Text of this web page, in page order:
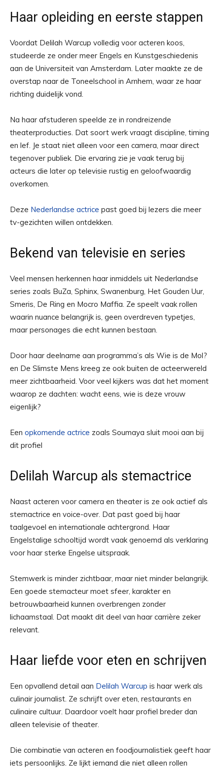
Haar opleiding en eerste stappen
Voordat Delilah Warcup volledig voor acteren koos,
studeerde ze onder meer Engels en Kunstgeschiedenis
aan de Universiteit van Amsterdam. Later maakte ze de
overstap naar de Toneelschool in Arnhem, waar ze haar
richting duidelijk vond.
Na haar afstuderen speelde ze in rondreizende
theaterproducties. Dat soort werk vraagt discipline, timing
en lef. Je staat niet alleen voor een camera, maar direct
tegenover publiek. Die ervaring zie je vaak terug bij
acteurs die later op televisie rustig en geloofwaardig
overkomen.
Deze Nederlandse actrice past goed bij lezers die meer
tv-gezichten willen ontdekken.
Bekend van televisie en series
Veel mensen herkennen haar inmiddels uit Nederlandse
series zoals BuZa, Sphinx, Swanenburg, Het Gouden Uur,
Smeris, De Ring en Mocro Maffia. Ze speelt vaak rollen
waarin nuance belangrijk is, geen overdreven typetjes,
maar personages die echt kunnen bestaan.
Door haar deelname aan programma’s als Wie is de Mol?
en De Slimste Mens kreeg ze ook buiten de acteerwereld
meer zichtbaarheid. Voor veel kijkers was dat het moment
waarop ze dachten: wacht eens, wie is deze vrouw
eigenlijk?
Een opkomende actrice zoals Soumaya sluit mooi aan bij
dit profiel
Delilah Warcup als stemactrice
Naast acteren voor camera en theater is ze ook actief als
stemactrice en voice-over. Dat past goed bij haar
taalgevoel en internationale achtergrond. Haar
Engelstalige schooltijd wordt vaak genoemd als verklaring
voor haar sterke Engelse uitspraak.
Stemwerk is minder zichtbaar, maar niet minder belangrijk.
Een goede stemacteur moet sfeer, karakter en
betrouwbaarheid kunnen overbrengen zonder
lichaamstaal. Dat maakt dit deel van haar carrière zeker
relevant.
Haar liefde voor eten en schrijven
Een opvallend detail aan Delilah Warcup is haar werk als
culinair journalist. Ze schrijft over eten, restaurants en
culinaire cultuur. Daardoor voelt haar profiel breder dan
alleen televisie of theater.
Die combinatie van acteren en foodjournalistiek geeft haar
iets persoonlijks. Ze lijkt iemand die niet alleen rollen